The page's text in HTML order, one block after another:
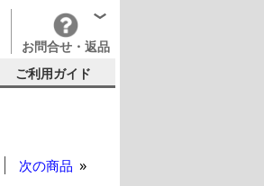
お問合せ・返品
ご利用ガイド
次の商品